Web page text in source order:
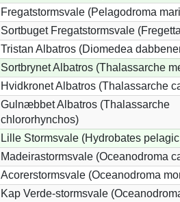
Fregatstormsvale (Pelagodroma
Sortbuget Fregatstormsvale
Tristan Albatros (Diomedea
Sortbrynet Albatros (Thalassarche
Hvidkronet Albatros (Thalassarche
Gulnæbbet Albatros (Thalassarche
chlororhynchos)
Lille Stormsvale (Hydrobates
Madeirastormsvale (Oceanodroma
Acorerstormsvale (Oceanodroma
Kap Verde-stormsvale